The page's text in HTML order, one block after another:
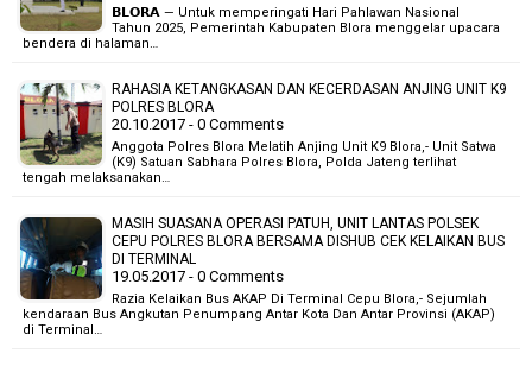
‎𝗕𝗟𝗢𝗥𝗔 — Untuk memperingati Hari Pahlawan Nasional
Tahun 2025, Pemerintah Kabupaten Blora menggelar upacara
bendera di halaman…
RAHASIA KETANGKASAN DAN KECERDASAN ANJING UNIT K9
POLRES BLORA
20.10.2017 - 0 Comments
Anggota Polres Blora Melatih Anjing Unit K9 Blora,- Unit Satwa
(K9) Satuan Sabhara Polres Blora, Polda Jateng terlihat
tengah melaksanakan…
MASIH SUASANA OPERASI PATUH, UNIT LANTAS POLSEK
CEPU POLRES BLORA BERSAMA DISHUB CEK KELAIKAN BUS
DI TERMINAL
19.05.2017 - 0 Comments
Razia Kelaikan Bus AKAP Di Terminal Cepu Blora,- Sejumlah
kendaraan Bus Angkutan Penumpang Antar Kota Dan Antar Provinsi (AKAP)
di Terminal…